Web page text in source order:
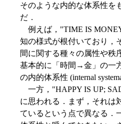
そのような内的な体系性を
だ．
例えば，"TIME IS
知の様式が根付いており，
間に関する種々の属性や秩
基本的に「時間→金」の一
の内的体系性 (internal
一方，"HAPPY IS UP;
に思われる．まず，それは
ているという点で異なる．